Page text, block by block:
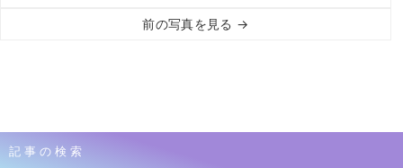
前の写真を見る →
記事の検索